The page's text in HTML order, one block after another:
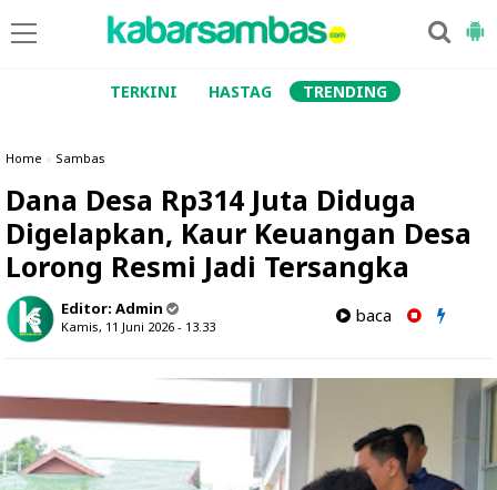
TERKINI HASTAG TRENDING
Home » Sambas
Dana Desa Rp314 Juta Diduga
Digelapkan, Kaur Keuangan Desa
Lorong Resmi Jadi Tersangka
Editor: Admin
Kamis, 11 Juni 2026 - 13.33
baca